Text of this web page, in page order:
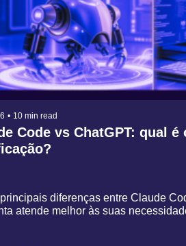
• 10 min read
Code vs ChatGPT: qual
diferenças entre Claude
atende melhor às suas